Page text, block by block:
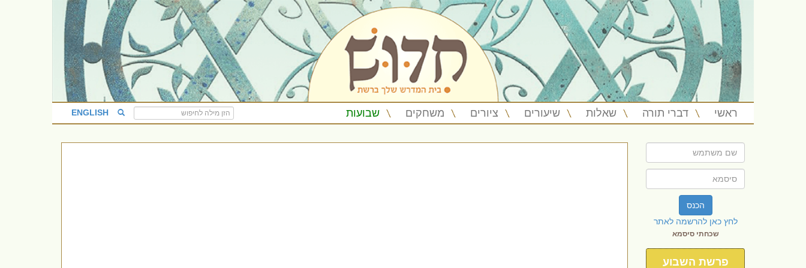
ראשי דברי תורה שאלות שיעורים ציורים משחקים שבועות ENGLISH
הכנס
לחץ כאן להרשמה לאתר
שכחתי סיסמא
פרשת השבוע